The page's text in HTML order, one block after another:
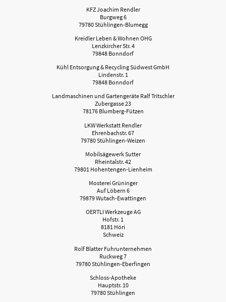
KFZ Joachim Rendler
Burgweg 6
79780 Stühlingen-Blumegg
Kreidler Leben & Wohnen OHG
Lenzkircher Str. 4
79848 Bonndorf
Kühl Entsorgung & Recycling Südwest GmbH
Lindenstr. 1
79848 Bonndorf
Landmaschinen und Gartengeräte Ralf Tritschler
Zubergasse 23
78176 Blumberg-Fützen
LKW Werkstatt Rendler
Ehrenbachstr. 67
79780 Stühlingen-Weizen
Mobilsägewerk Sutter
Rheintalstr. 42
79801 Hohentengen-Lienheim
Mosterei Grüninger
Auf Löbern 6
79879 Wutach-Ewattingen
OERTLI Werkzeuge AG
Hofstr. 1
8181 Höri
Schweiz
Rolf Blatter Fuhrunternehmen
Ruckweg 7
79780 Stühlingen-Eberfingen
Schloss-Apotheke
Hauptstr. 10
79780 Stühlingen